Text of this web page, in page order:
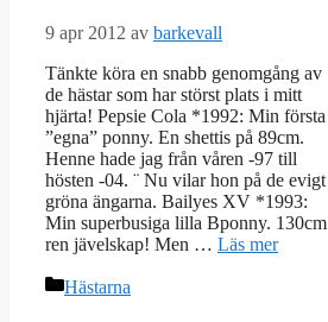
9 apr 2012 av barkevall
Tänkte köra en snabb genomgång av
de hästar som har störst plats i mitt
hjärta! Pepsie Cola *1992: Min första
”egna” ponny. En shettis på 89cm.
Henne hade jag från våren -97 till
hösten -04. ¨ Nu vilar hon på de evigt
gröna ängarna. Bailyes XV *1993:
Min superbusiga lilla Bponny. 130cm
ren jävelskap! Men … Läs mer
Kategorier
Hästarna